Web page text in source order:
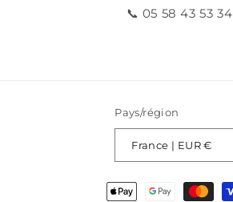
📞 05 58 43 53 34
Pays/région
France | EUR €
Moyens